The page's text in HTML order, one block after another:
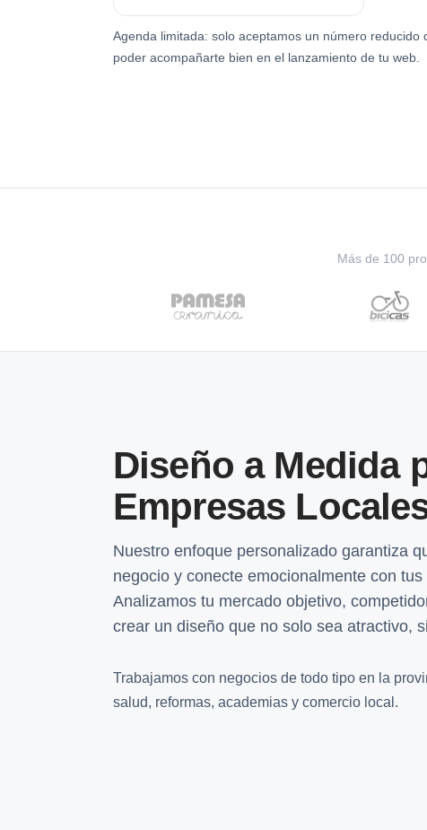
Agenda limitada: solo aceptamos un número reducido
poder acompañarte bien en el lanzamiento de tu web.
Más de 100
Diseño a Medida
Empresas
Nuestro enfoque personalizado garantiza
negocio y conecte emocionalmente con
Analizamos tu mercado objetivo,
crear un diseño que no solo sea atractivo,
Trabajamos con negocios de todo tipo en la
salud, reformas, academias y comercio local.